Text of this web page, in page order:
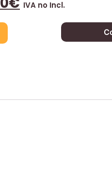
IVA no Incl.